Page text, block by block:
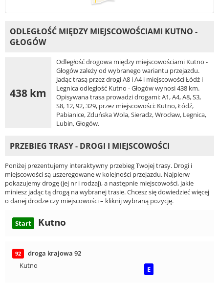
ODLEGŁOŚĆ MIĘDZY MIEJSCOWOŚCIAMI KUTNO -
GŁOGÓW
438 km
Odległość drogowa między miejscowościami Kutno -
Głogów zależy od wybranego wariantu przejazdu.
Jadąc trasą przez drogi A8 i A4 i miejscowości Łódź i
Legnica odległość Kutno - Głogów wynosi 438 km.
Opisywana trasa prowadzi drogami: A1, A4, A8, S3,
S8, 12, 92, 329, przez miejscowości: Kutno, Łódź,
Pabianice, Zduńska Wola, Sieradz, Wrocław, Legnica,
Lubin, Głogów.
PRZEBIEG TRASY - DROGI I MIEJSCOWOŚCI
Poniżej prezentujemy interaktywny przebieg Twojej trasy. Drogi i
miejscowości są uszeregowane w kolejności przejazdu. Najpierw
pokazujemy drogę (jej nr i rodzaj), a następnie miejscowości, jakie
miniesz jadąc tą drogą na wybranej trasie. Chcesz się dowiedzieć więcej
o danej drodze czy miejscowości – kliknij wybraną pozycję.
Start Kutno
92
droga krajowa 92
Kutno
E